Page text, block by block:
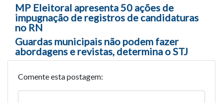
Navegação entre posts
MP Eleitoral apresenta 50 ações de
impugnação de registros de candidaturas
no RN
Guardas municipais não podem fazer
abordagens e revistas, determina o STJ
Comente esta postagem: